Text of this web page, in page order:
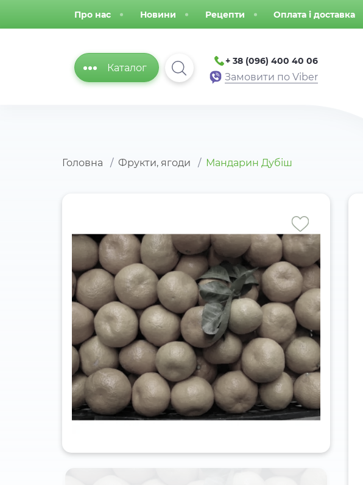
Новини Рецепти
Про нас Оплата і доставка
Каталог
+ 38 (096) 400 40 06
Замовити по Viber
Головна Фрукти, ягоди Мандарин Дубіш